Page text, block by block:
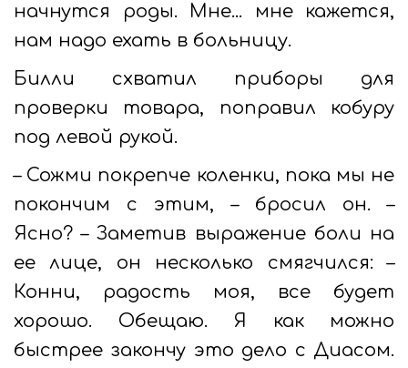
начнутся роды. Мне... мне кажется,
нам надо ехать в больницу.
Билли схватил приборы для
проверки товара, поправил кобуру
под левой рукой.
– Сожми покрепче коленки, пока мы не
покончим с этим, – бросил он. –
Ясно? – Заметив выражение боли на
ее лице, он несколько смягчился: –
Конни, радость моя, все будет
хорошо. Обещаю. Я как можно
быстрее закончу это дело с Диасом.